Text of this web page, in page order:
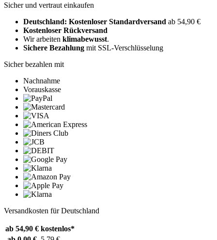
Sicher und vertraut einkaufen
Deutschland: Kostenloser Standardversand ab 54,90 €
Kostenloser Rückversand
Wir arbeiten klimabewusst.
Sichere Bezahlung mit SSL-Verschlüsselung
Sicher bezahlen mit
Nachnahme
Vorauskasse
Versandkosten für Deutschland
ab 54,90 € kostenlos*